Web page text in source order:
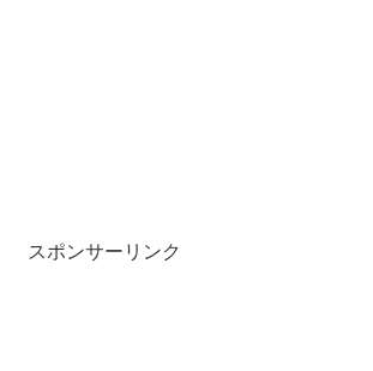
スポンサーリンク